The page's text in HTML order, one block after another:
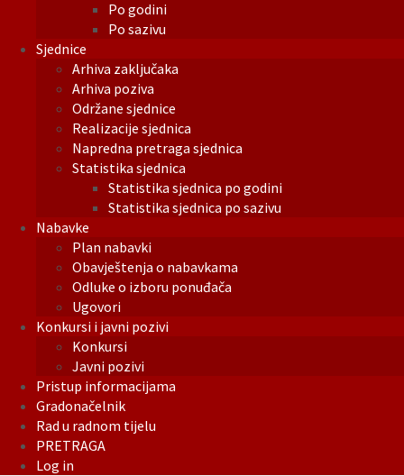
Po godini
Po sazivu
Sjednice
Arhiva zaključaka
Arhiva poziva
Održane sjednice
Realizacije sjednica
Napredna pretraga sjednica
Statistika sjednica
Statistika sjednica po godini
Statistika sjednica po sazivu
Nabavke
Plan nabavki
Obavještenja o nabavkama
Odluke o izboru ponuđača
Ugovori
Konkursi i javni pozivi
Konkursi
Javni pozivi
Pristup informacijama
Gradonačelnik
Rad u radnom tijelu
PRETRAGA
Log in